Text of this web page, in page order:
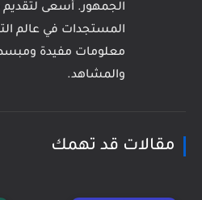
الجمهور. أسعى
المستجدات في عالم
معلومات مفيدة
والمشاهد.
مقالات قد تهمك